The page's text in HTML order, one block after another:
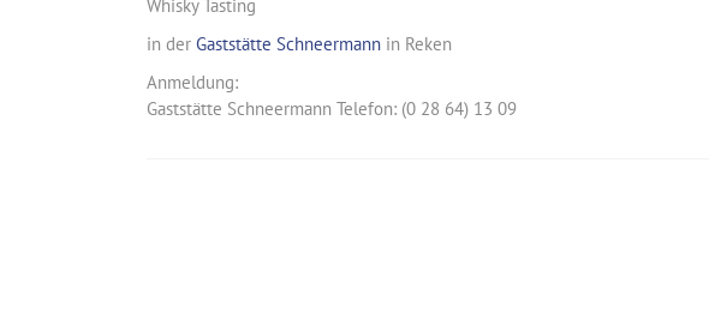
Whisky Tasting
in der Gaststätte Schneermann in Reken
Anmeldung:
Gaststätte Schneermann Telefon: (0 28 64) 13 09